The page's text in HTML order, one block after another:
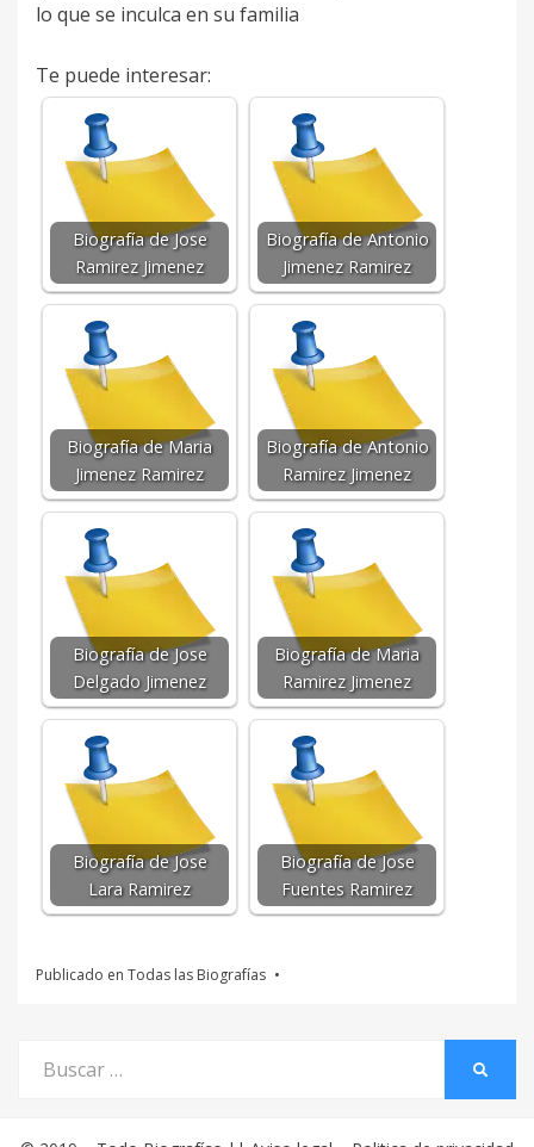
lo que se inculca en su familia
Te puede interesar:
Biografía de Jose
Ramirez Jimenez
Biografía de Antonio
Jimenez Ramirez
Biografía de Maria
Jimenez Ramirez
Biografía de Antonio
Ramirez Jimenez
Biografía de Jose
Delgado Jimenez
Biografía de Maria
Ramirez Jimenez
Biografía de Jose
Lara Ramirez
Biografía de Jose
Fuentes Ramirez
Publicado en Todas las Biografías
por: